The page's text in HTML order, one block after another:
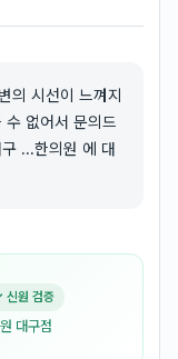
의 시선이 느껴지
수 없어서 문의드
...한의원 에 대
신원 검증
대구점